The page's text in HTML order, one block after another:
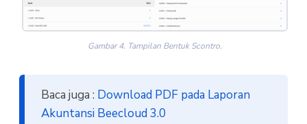
Gambar 4. Tampilan Bentuk Scontro.
Baca juga : Download PDF pada Laporan
Akuntansi Beecloud 3.0